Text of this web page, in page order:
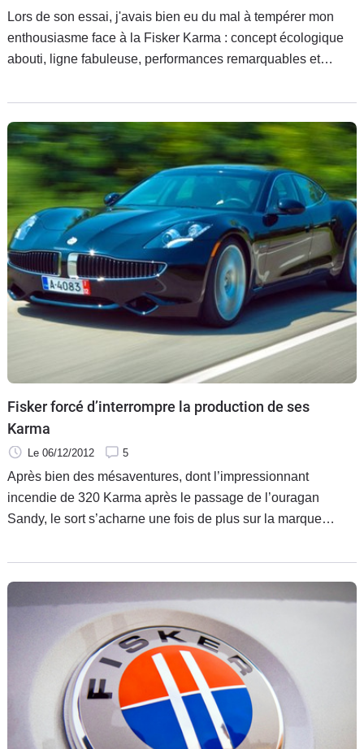
Lors de son essai, j'avais bien eu du mal à tempérer mon
enthousiasme face à la Fisker Karma : concept écologique
abouti, ligne fabuleuse, performances remarquables et
dire, seules
Fisker forcé d’interrompre la production de ses
Karma
Le 06/12/2012 5
Après bien des mésaventures, dont l’impressionnant
incendie de 320 Karma après le passage de l’ouragan
Sandy, le sort s’acharne une fois de plus sur la marque
obligé d’arrêter la production de son modèle phare, car son
fournisseur de batteries vient de déposer le bilan.